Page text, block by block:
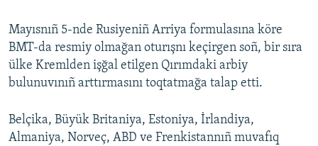
RFE/RS bütün saytları
Mayısnıñ 5-nde Rusiyeniñ Arriya formulasına köre
BMT-da resmiy olmağan oturışnı keçirgen soñ, bir sıra
ülke Kremlden işğal etilgen Qırımdaki arbiy
bulunuvınıñ arttırmasını toqtatmağa talap etti.
Belçika, Büyük Britaniya, Estoniya, İrlandiya,
Almaniya, Norveç, ABD ve Frenkistannıñ muvafıq